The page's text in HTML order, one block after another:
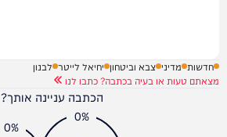
חדשות מדיני צבא וביטחון יחיאל לייטר לבנון
מצאתם טעות או בעיה בכתבה? כתבו לנו
הכתבה עניינה אותך?
0%
0%